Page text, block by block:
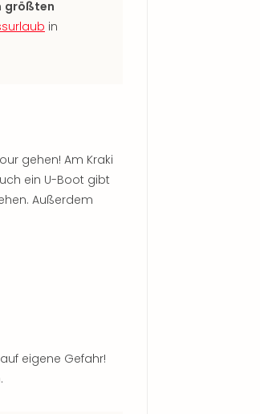
größten
in
gehen! Am Kraki
ein U-Boot gibt
Außerdem
eigene Gefahr!